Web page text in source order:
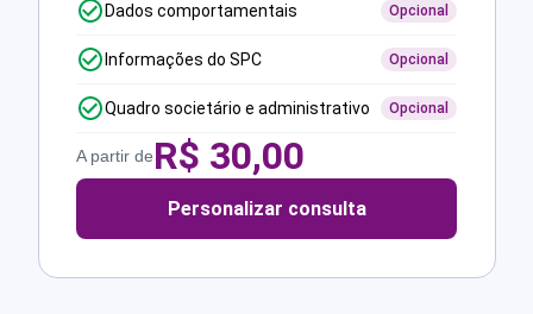
Dados comportamentais Opcional
Informações do SPC Opcional
Quadro societário e administrativo Opcional
A partir deR$ 30,00
Personalizar consulta